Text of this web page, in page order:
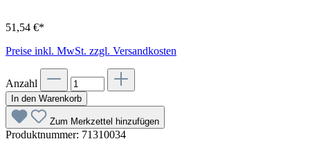
51,54 €*
Preise inkl. MwSt. zzgl. Versandkosten
Anzahl
In den Warenkorb
Zum Merkzettel hinzufügen
Produktnummer: 71310034